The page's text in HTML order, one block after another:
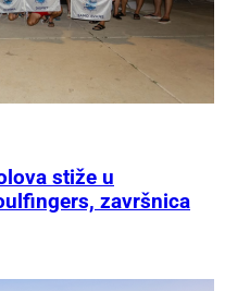
stiže u
završnica